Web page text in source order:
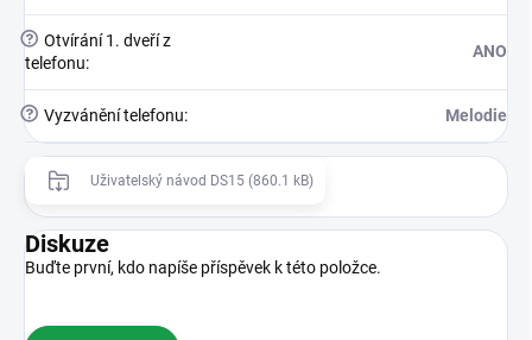
? Otvírání 1. dveří z
telefonu:
ANO
? Vyzvánění telefonu: Melodie
Uživatelský návod DS15 (860.1 kB)
Diskuze
Buďte první, kdo napíše příspěvek k této položce.